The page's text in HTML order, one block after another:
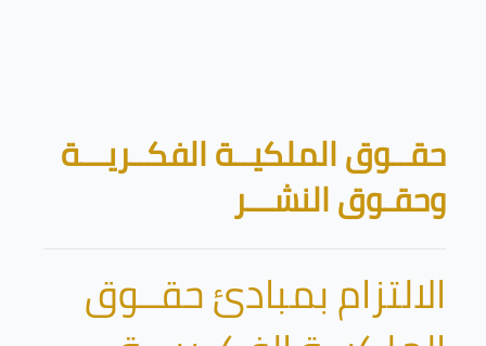
الكتل
حقــوق الملكيــة الفكــريـــة
وحقـوق النشـــر
الالتزام بمبادئ حقــوق